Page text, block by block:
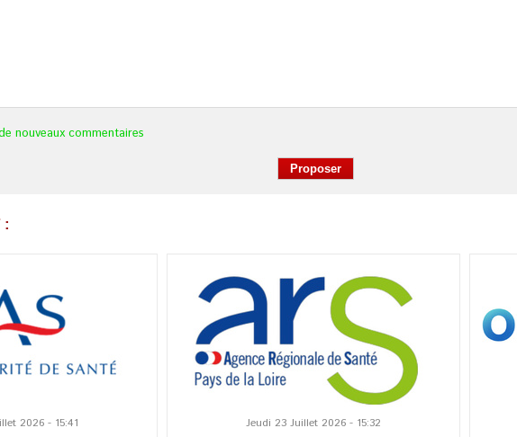
nouveaux commentaires
:
2026 - 15:41
Jeudi 23 Juillet 2026 - 15:32